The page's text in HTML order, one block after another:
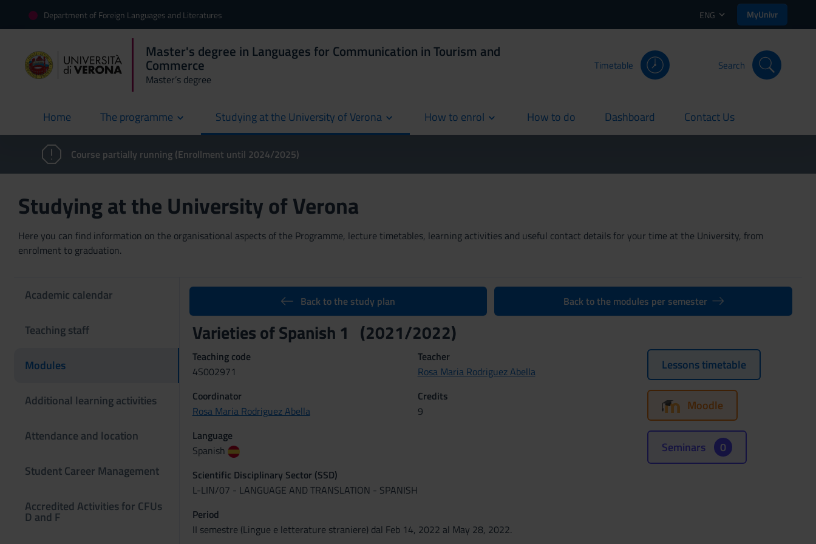
Department of Foreign Languages and Literatures ENG MyUnivr
Master's degree in Languages for Communication in Tourism and
Commerce
Master’s degree
Timetable Search
Home
current The programme Studying at the University of Verona How to enrol How to do
current Dashboard
current Contact Us
current
Course partially running (Enrollment until 2024/2025)
Studying at the University of Verona
Here you can find information on the organisational aspects of the Programme, lecture timetables, learning activities and useful contact details for your time at the University, from
enrolment to graduation.
Academic calendar
Teaching staff
Modules
Additional learning activities
Attendance and location
Student Career Management
Accredited Activities for CFUs
D and F
Back to the study plan Back to the modules per semester
Varieties of Spanish 1 (2021/2022)
Teaching code
4S002971
Teacher
Rosa Maria Rodriguez Abella
Coordinator
Rosa Maria Rodriguez Abella
Credits
9
Language
Spanish
Scientific Disciplinary Sector (SSD)
L-LIN/07 - LANGUAGE AND TRANSLATION - SPANISH
Period
II semestre (Lingue e letterature straniere) dal Feb 14, 2022 al May 28, 2022.
Lessons timetable
Moodle
Seminars 0